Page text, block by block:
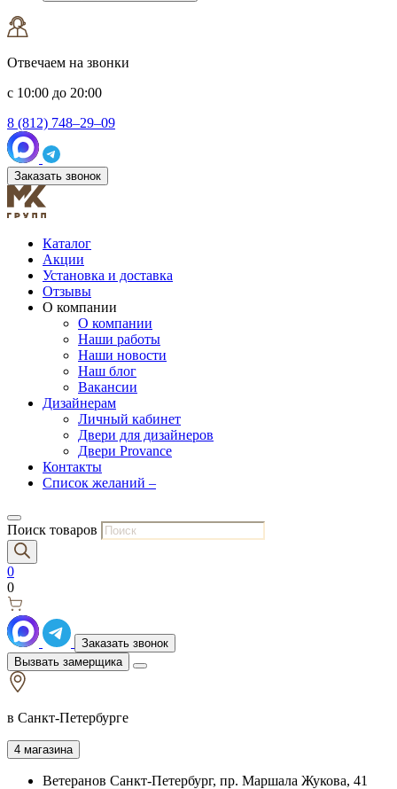
Отвечаем на звонки
с 10:00 до 20:00
8 (812) 748–29–09
Заказать звонок
Каталог
Акции
Установка и доставка
Отзывы
О компании
О компании
Наши работы
Наши новости
Наш блог
Вакансии
Дизайнерам
Личный кабинет
Двери для дизайнеров
Двери Provance
Контакты
Список желаний –
Поиск товаров
0
0
Заказать звонок
Вызвать замерщика
в Санкт-Петербурге
4 магазина
Ветеранов Санкт-Петербург, пр. Маршала Жукова, 41